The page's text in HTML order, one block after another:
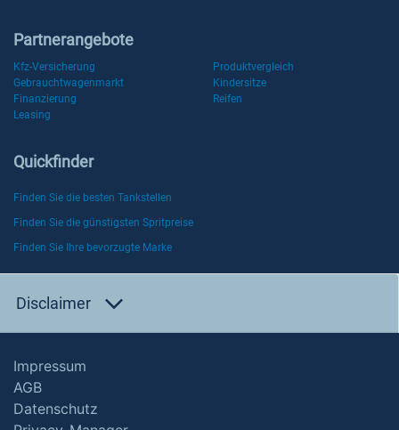
Partnerangebote
Kfz-Versicherung
Produktvergleich
Gebrauchtwagenmarkt
Kindersitze
Finanzierung
Reifen
Leasing
Quickfinder
Finden Sie die besten Tankstellen
Finden Sie die günstigsten Spritpreise
Finden Sie Ihre bevorzugte Marke
Disclaimer
Impressum
AGB
Datenschutz